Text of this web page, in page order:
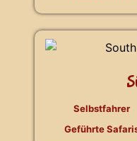
Selbstfahrer
Geführte